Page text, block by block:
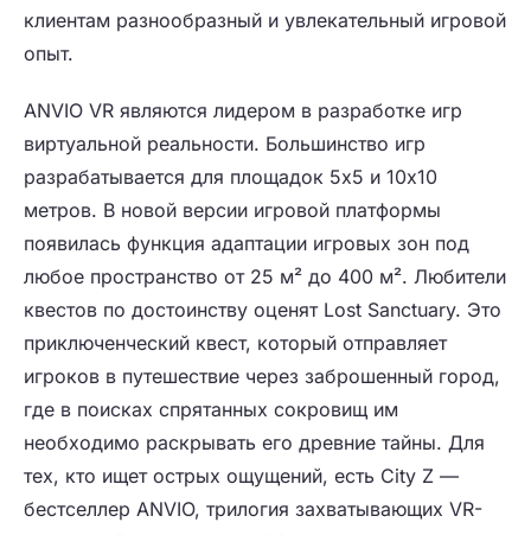
клиентам разнообразный и увлекательный игровой
опыт.
ANVIO VR являются лидером в разработке игр
виртуальной реальности. Большинство игр
разрабатывается для площадок 5х5 и 10х10
метров. В новой версии игровой платформы
появилась функция адаптации игровых зон под
любое пространство от 25 м² до 400 м². Любители
квестов по достоинству оценят Lost Sanctuary. Это
приключенческий квест, который отправляет
игроков в путешествие через заброшенный город,
где в поисках спрятанных сокровищ им
необходимо раскрывать его древние тайны. Для
тех, кто ищет острых ощущений, есть City Z —
бестселлер ANVIO, трилогия захватывающих VR-